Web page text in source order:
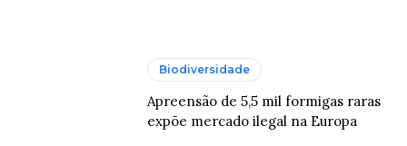
Biodiversidade
Apreensão de 5,5 mil formigas raras
expõe mercado ilegal na Europa